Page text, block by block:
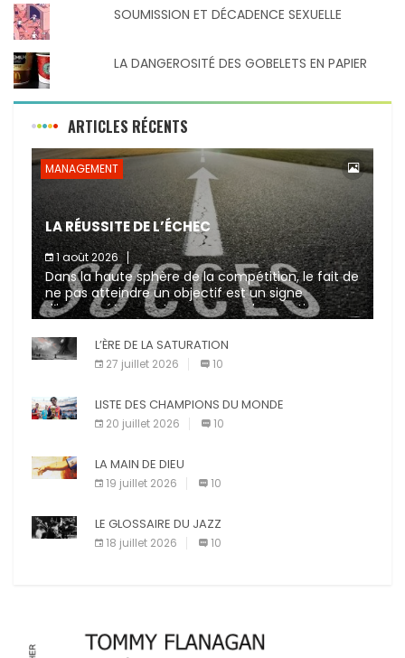
SOUMISSION ET DÉCADENCE SEXUELLE
LA DANGEROSITÉ DES GOBELETS EN PAPIER
ARTICLES RÉCENTS
MANAGEMENT
LA RÉUSSITE DE L’ÉCHEC
1 août 2026
Dans la haute sphère de la compétition, le fait de
ne pas atteindre un objectif est un signe
d’incompétence et une source de sanctions
diverses (avertissement, […]
L’ÈRE DE LA SATURATION
27 juillet 2026 10
LISTE DES CHAMPIONS DU MONDE
20 juillet 2026 10
LA MAIN DE DIEU
19 juillet 2026 10
LE GLOSSAIRE DU JAZZ
18 juillet 2026 10